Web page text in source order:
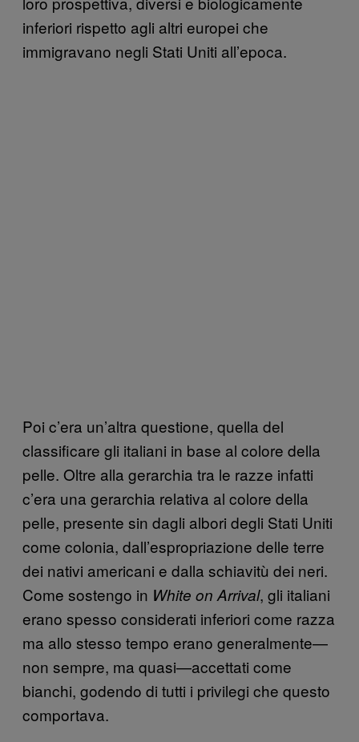
inferiori rispetto agli altri europei che
immigravano negli Stati Uniti all’epoca.
Poi c’era un’altra questione, quella del
classificare gli italiani in base al colore della
pelle. Oltre alla gerarchia tra le razze infatti
c’era una gerarchia relativa al colore della
pelle, presente sin dagli albori degli Stati Uniti
come colonia, dall’espropriazione delle terre
dei nativi americani e dalla schiavitù dei neri.
Come sostengo in White on Arrival, gli italiani
erano spesso considerati inferiori come razza
ma allo stesso tempo erano generalmente—
non sempre, ma quasi—accettati come
bianchi, godendo di tutti i privilegi che questo
comportava.